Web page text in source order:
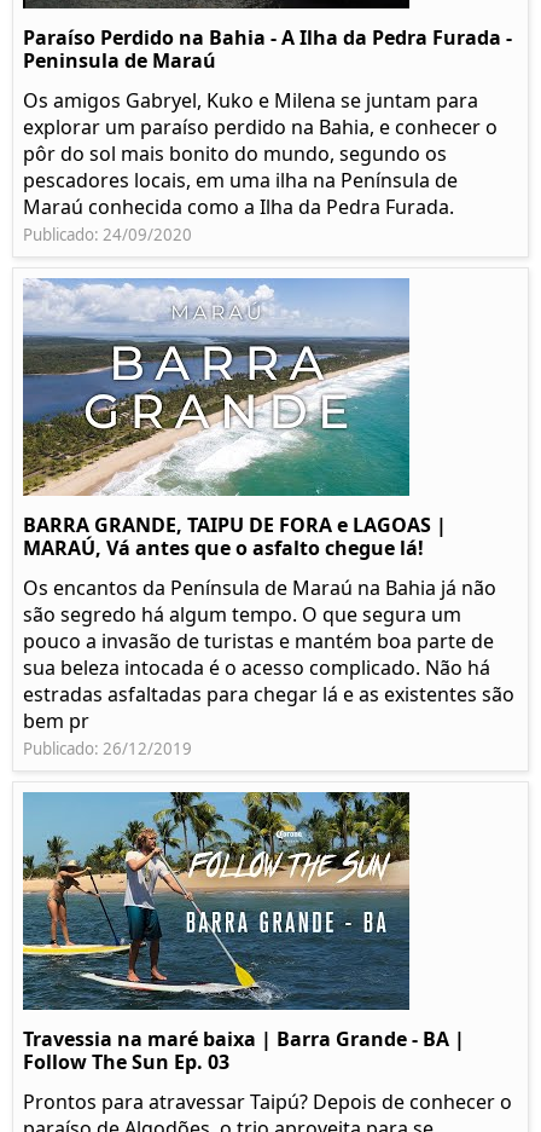
Paraíso Perdido na Bahia - A Ilha da Pedra Furada -
Peninsula de Maraú
Os amigos Gabryel, Kuko e Milena se juntam para
explorar um paraíso perdido na Bahia, e conhecer o
pôr do sol mais bonito do mundo, segundo os
pescadores locais, em uma ilha na Península de
Maraú conhecida como a Ilha da Pedra Furada.
Publicado: 24/09/2020
BARRA GRANDE, TAIPU DE FORA e LAGOAS |
MARAÚ, Vá antes que o asfalto chegue lá!
Os encantos da Península de Maraú na Bahia já não
são segredo há algum tempo. O que segura um
pouco a invasão de turistas e mantém boa parte de
sua beleza intocada é o acesso complicado. Não há
estradas asfaltadas para chegar lá e as existentes são
bem pr
Publicado: 26/12/2019
Travessia na maré baixa | Barra Grande - BA |
Follow The Sun Ep. 03
Prontos para atravessar Taipú? Depois de conhecer o